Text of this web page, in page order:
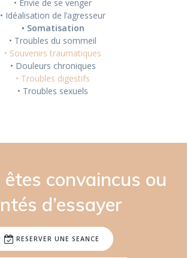
• Envie de se venger
• Idéalisation de l’agresseur
• Somatisation
• Troubles du sommeil
• Souvenirs traumatiques
• Douleurs chroniques
• Troubles digestifs
• Troubles sexuels
êtes convaincus ou
d’essayer
RESERVER UNE SEANCE